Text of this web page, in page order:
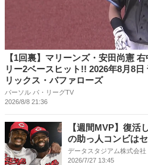
【1回裏】マリーンズ・安田尚憲
リー2ベースヒット!! 2026年8月8
リックス・バファローズ
パーソル パ・リーグTV
2026/8/8 21:36
【週間MVP】復
の助っ人コンビは
データスタジアム株式会社
2026/7/27 13:45